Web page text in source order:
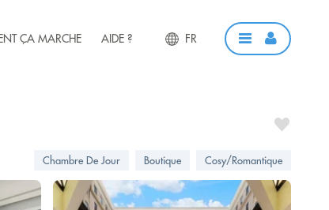
ÇA MARCHE AIDE ? FR
Chambre De Jour Boutique Cosy/Romantique